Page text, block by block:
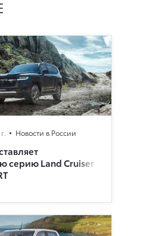
Новости в России
серию Land Cruiser